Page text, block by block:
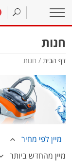
חנות
דף הבית / חנות
מיין לפי מחיר
מיין מהחדש ביותר